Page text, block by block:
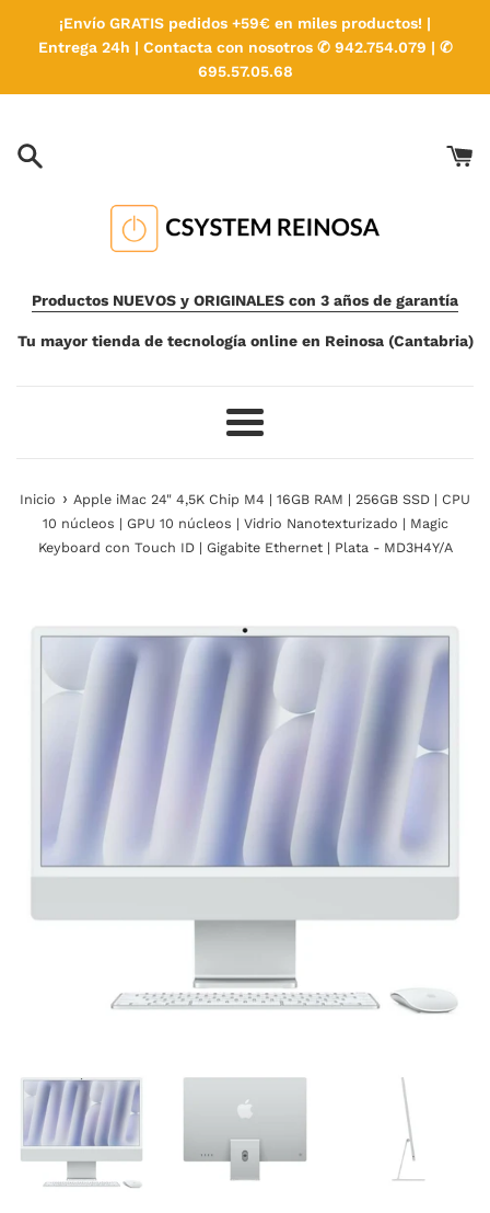
directamente
¡Envío GRATIS pedidos +59€ en miles productos! |
Entrega 24h | Contacta con nosotros ✆ 942.754.079 | ✆
695.57.05.68
Productos NUEVOS y ORIGINALES con 3 años de garantía
Tu mayor tienda de tecnología online en Reinosa (Cantabria)
Más
Inicio › Apple iMac 24" 4,5K Chip M4 | 16GB RAM | 256GB SSD | CPU
10 núcleos | GPU 10 núcleos | Vidrio Nanotexturizado | Magic
Keyboard con Touch ID | Gigabite Ethernet | Plata - MD3H4Y/A